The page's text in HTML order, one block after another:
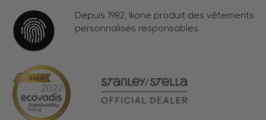
Depuis 1982, Ikone produit des vêtements
personnalisés responsables.